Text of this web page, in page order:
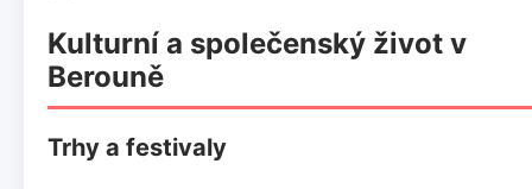
Kulturní a společenský život v
Berouně
Trhy a festivaly